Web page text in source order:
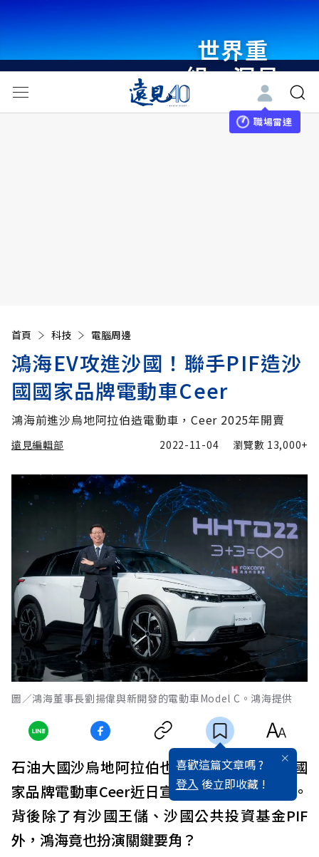
世界重
組・洞見
未來 與
世界領袖
職場雷達
首頁 科技 電腦周邊
鴻海EV攻進沙國！聯手PIF造沙
國國家品牌電動車Ceer
鴻海前進沙烏地阿拉伯造電動車，Ceer 2025年開賣
遠見編輯部 2022-11-04 瀏覽數 13,000+
圖／鴻海董事長劉揚偉與新開發的電動車Model C。鴻海提供
喜歡這篇文章嗎 ?
登入 後立即收藏 !
石油大國沙烏地阿拉伯也要做電動車？首部國
家品牌電動車Ceer近日宣布2025年正式開賣。
背後除了有沙國王儲、沙國公共投資基金PIF
外，鴻海竟也扮演關鍵要角？